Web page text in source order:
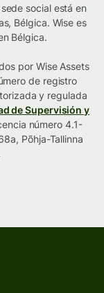
social está en
Bélgica. Wise es
Bélgica.
por Wise Assets
de registro
y regulada
de Supervisión y
número 4.1-
Põhja-Tallinna